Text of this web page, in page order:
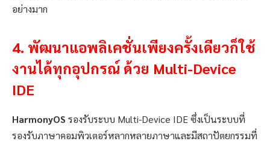
อย่างมาก
4. พัฒนาแอพลิเคชั่นเพียงครั้งเดียวก็ใช้
งานได้ทุกอุปกรณ์ ด้วย Multi-Device
IDE
HarmonyOS รองรับระบบ Multi-Device IDE ซึ่งเป็นระบบที่
รองรับภาษาคอมพิวเตอร์หลากหลายภาษาและมีสถาปัตยกรรมที่